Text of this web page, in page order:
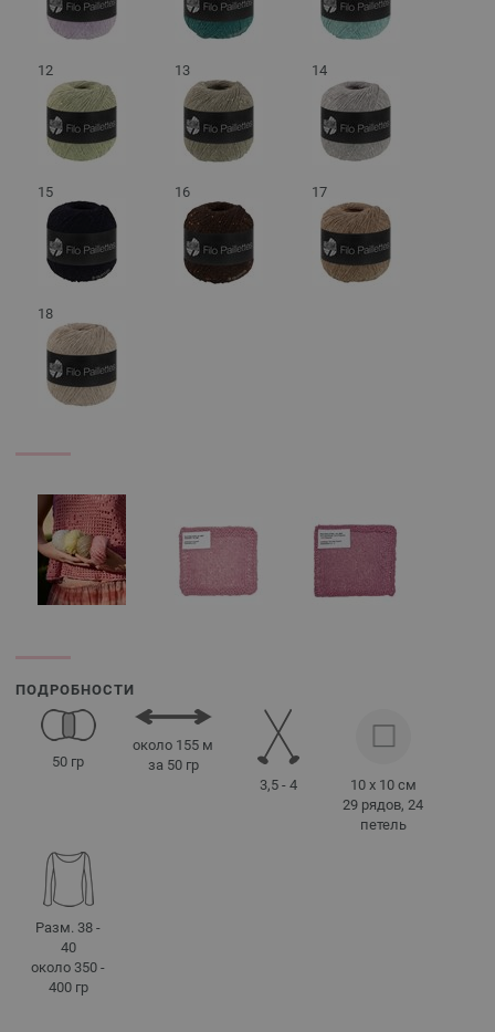
12 13 14
15 16 17
18
ПОДРОБНОСТИ
50 гр
около 155 м
за 50 гр
3,5 - 4
10 x 10 см
29 рядов, 24
петель
Разм. 38 -
40
около 350 -
400 гр